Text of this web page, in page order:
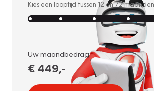
Kies een looptijd tussen 12 en72maanden
Uw maandbedrag:
€ 449,-